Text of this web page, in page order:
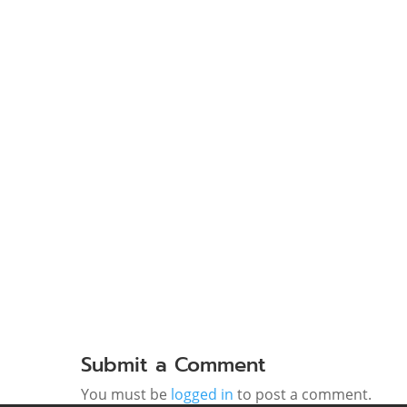
Submit a Comment
You must be logged in to post a comment.